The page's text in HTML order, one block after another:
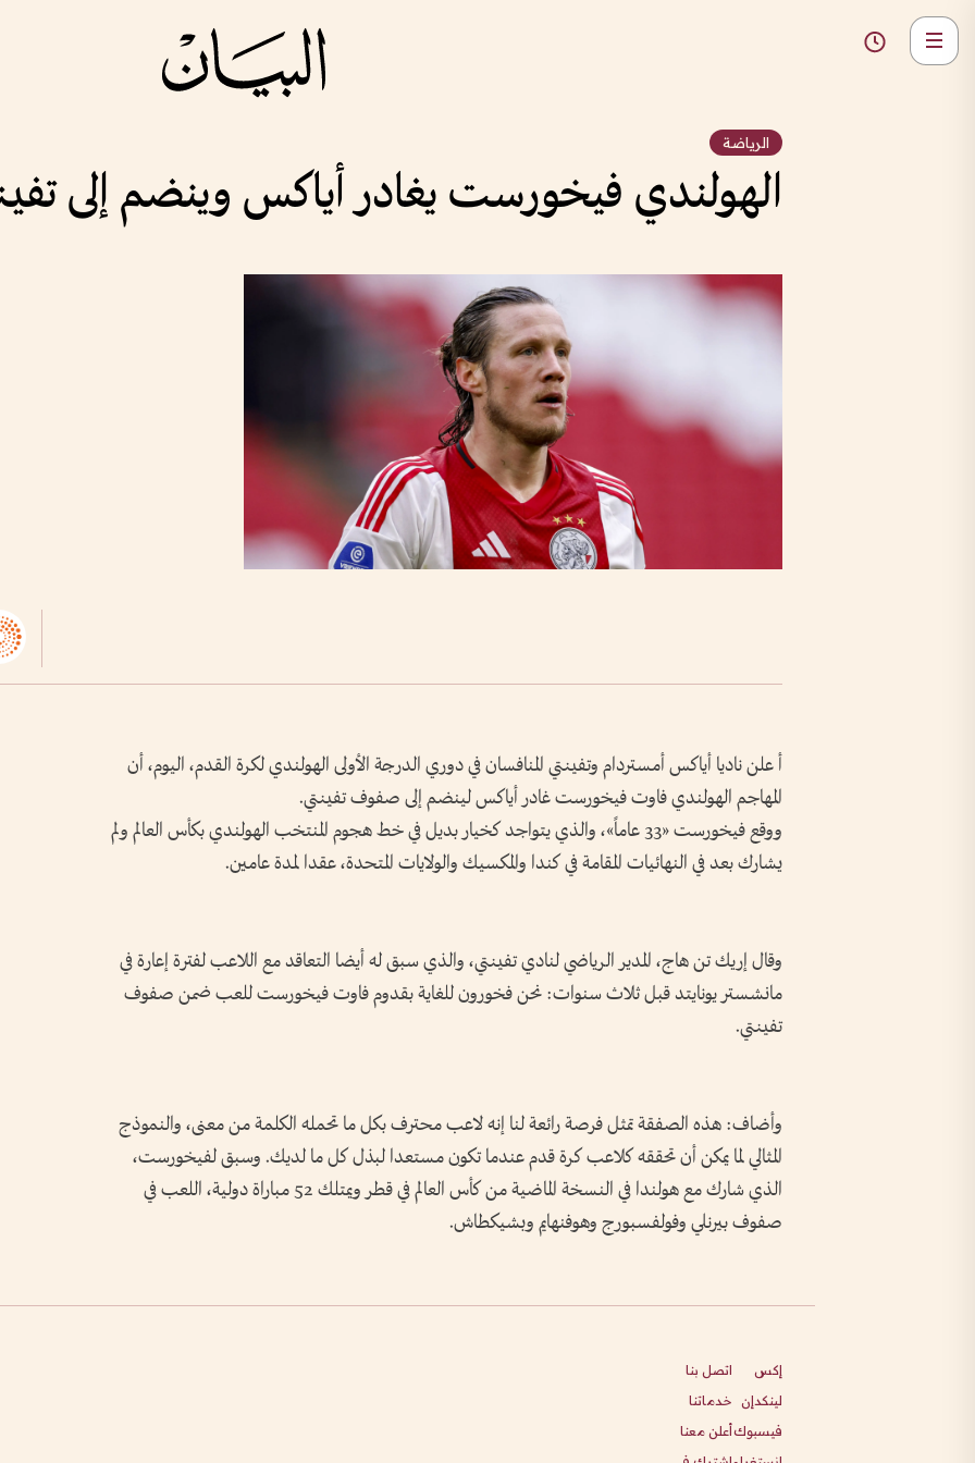
الرياضة
الهولندي فيخورست يغادر أياكس وينضم إلى
أ علن ناديا أياكس ‌أمستردام ​وتفينتي المنافسان في دوري الدرجة الأولى الهولندي لكرة القدم، اليوم، أن
المهاجم الهولندي فاوت فيخورست غادر أياكس لينضم إلى ⁠صفوف تفينتي.
ووقع فيخورست «33 عاماً»، والذي يتواجد كخيار بديل في خط هجوم المنتخب الهولندي بكأس العالم ‌ولم
يشارك بعد في النهائيات المقامة في كندا والمكسيك والولايات المتحدة، ‌عقدا لمدة عامين.
وقال إريك تن ‌هاج، المدير الرياضي لنادي ‌تفينتي، والذي سبق ‌له أيضا التعاقد مع اللاعب لفترة إعارة ​في
مانشستر ‌يونايتد ​قبل ثلاث سنوات: نحن فخورون للغاية ⁠بقدوم فاوت فيخورست للعب ضمن صفوف
تفينتي.
وأضاف: هذه الصفقة تمثل ​فرصة ⁠رائعة ⁠لنا إنه لاعب محترف بكل ما تحمله الكلمة من معنى، والنموذج
⁠المثالي لما يمكن أن تحققه كلاعب كرة قدم عندما تكون مستعدا لبذل كل ما لديك. وسبق لفيخورست،
الذي شارك مع ‌هولندا في النسخة الماضية من كأس العالم في ​قطر ويمتلك 52 مباراة دولية، اللعب في
صفوف بيرنلي وفولفسبورج وهوفنهايم وبشيكطاش.
إكس
لينكدإن
فيسبوك
اتصل بنا
خدماتنا
أعلن معنا